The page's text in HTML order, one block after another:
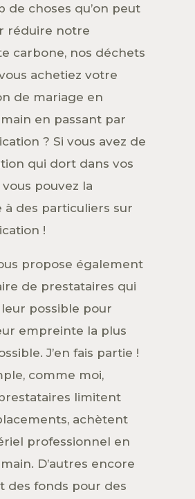
de choses qu’on peut
réduire notre
carbone, nos déchets
achetiez votre
de mariage en
en passant par
? Si vous avez de
qui dort dans vos
vous pouvez la
à des particuliers sur
!
propose également
de prestataires qui
possible pour
empreinte la plus
J’en fais partie !
comme moi,
limitent
achètent
professionnel en
D’autres encore
des fonds pour des